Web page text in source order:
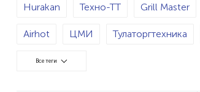
Hurakan
Техно-ТТ Grill Master
Airhot ЦМИ Тулаторгтехника
EKSI Вулкан-Heidebrenner
Все теги